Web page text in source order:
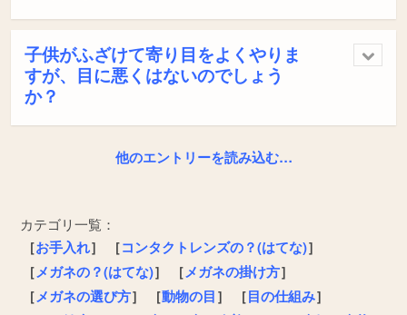
子供がふざけて寄り目をよくやりま
すが、目に悪くはないのでしょう
か？
他のエントリーを読み込む…
カテゴリ一覧：
［お手入れ］ ［コンタクトレンズの？(はてな)］
［メガネの？(はてな)］ ［メガネの掛け方］
［メガネの選び方］ ［動物の目］ ［目の仕組み］